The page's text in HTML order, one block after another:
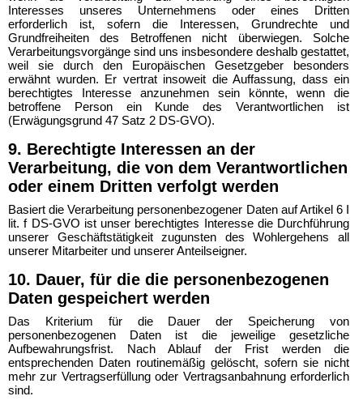
Interesses unseres Unternehmens oder eines Dritten
erforderlich ist, sofern die Interessen, Grundrechte und
Grundfreiheiten des Betroffenen nicht überwiegen. Solche
Verarbeitungsvorgänge sind uns insbesondere deshalb gestattet,
weil sie durch den Europäischen Gesetzgeber besonders
erwähnt wurden. Er vertrat insoweit die Auffassung, dass ein
berechtigtes Interesse anzunehmen sein könnte, wenn die
betroffene Person ein Kunde des Verantwortlichen ist
(Erwägungsgrund 47 Satz 2 DS-GVO).
9. Berechtigte Interessen an der
Verarbeitung, die von dem Verantwortlichen
oder einem Dritten verfolgt werden
Basiert die Verarbeitung personenbezogener Daten auf Artikel 6 I
lit. f DS-GVO ist unser berechtigtes Interesse die Durchführung
unserer Geschäftstätigkeit zugunsten des Wohlergehens all
unserer Mitarbeiter und unserer Anteilseigner.
10. Dauer, für die die personenbezogenen
Daten gespeichert werden
Das Kriterium für die Dauer der Speicherung von
personenbezogenen Daten ist die jeweilige gesetzliche
Aufbewahrungsfrist. Nach Ablauf der Frist werden die
entsprechenden Daten routinemäßig gelöscht, sofern sie nicht
mehr zur Vertragserfüllung oder Vertragsanbahnung erforderlich
sind.